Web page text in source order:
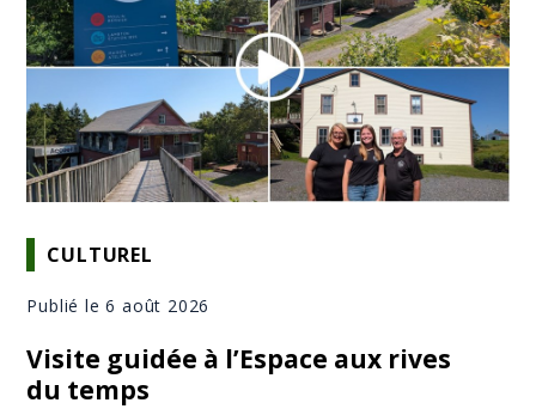
CULTUREL
Publié le 6 août 2026
Visite guidée à l’Espace aux rives
du temps